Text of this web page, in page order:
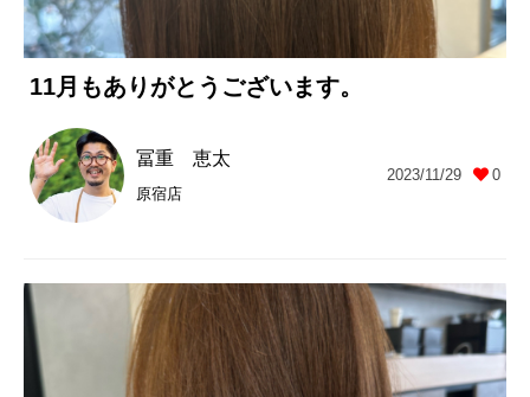
11月もありがとうございます。
冨重 恵太
原宿店
2023/11/29 0